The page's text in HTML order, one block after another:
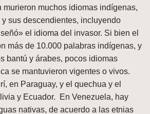
murieron muchos idiomas indígenas,
sus descendientes, incluyendo
el idioma del invasor. Si bien el
más de 10.000 palabras indígenas, y
bantú y árabes, pocos idiomas
se mantuvieron vigentes o vivos.
en Paraguay, y el quechua y el
y Ecuador. En Venezuela, hay
nativas, de acuerdo a las etnias